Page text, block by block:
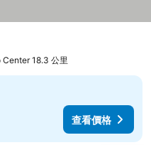
Center 18.3 公里
查看價格